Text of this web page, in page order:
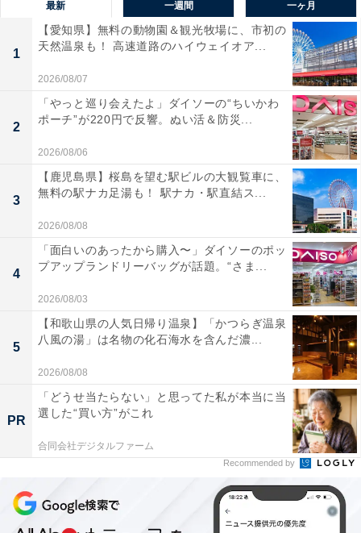
最新 一週間 一ヶ月
1
【愛知県】無料の動物園＆観光牧場に、市初の
天然温泉も！ 高速道路のハイウェイオア...
2026/08/07
2
「やっと巡り会えたよ」ダイソーの“ちいかわ
ポーチ”が220円で反響。ぬい活＆防災...
2026/08/06
3
【鹿児島県】桜島を望む駅ビルの大観覧車に、
無料の駅ナカ足湯も！ 駅ナカ・駅直結ス...
2026/08/08
4
「面白いのあったから購入〜」ダイソーのポッ
プアップランドリーバッグが話題。“さま...
2026/08/03
5
【和歌山県の人気日帰り温泉】「かつらぎ温泉
八風の湯」は名物の化石海水を含んだ濃...
2026/08/08
PR
「どうせ当たらない」と思ってた私が本当に当
選した“買い方”がこれ
合同会社デジタルファーム
Recommended by